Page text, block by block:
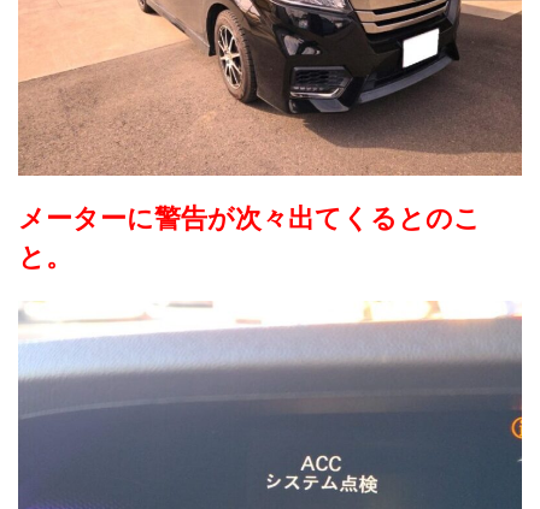
メーターに警告が次々出てくるとのこ
と。